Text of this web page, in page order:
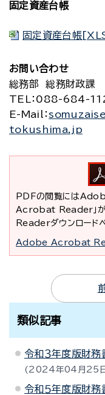
固定資産台帳
固定資産台帳
お問い合わせ
総務部 総務財政課
TEL
：088-684-
E-Mail
：
tokushima.jp
PDFの閲覧には
Acrobat Reader」
Readerダウンロード
Adobe Acrobat
類似記事
令和３年度版財務
2024年04月25
令和５年度版財務